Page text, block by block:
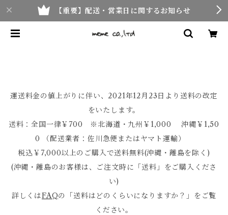
【重要】配送・営業日に関するお知らせ
運送料金の値上がりに伴い、2021年12月23日より送料の改定
をいたします。
送料：全国一律￥700 ※北海道・九州￥1,000 沖縄￥1,50
0 （配送業者：佐川急便またはヤマト運輸）
税込￥7,000以上のご購入で送料無料(沖縄・離島を除く)
(沖縄・離島のお客様は、ご注文時に「送料」をご購入くださ
い)
詳しくはFAQの「送料はどのくらいになりますか？」をご覧
ください。